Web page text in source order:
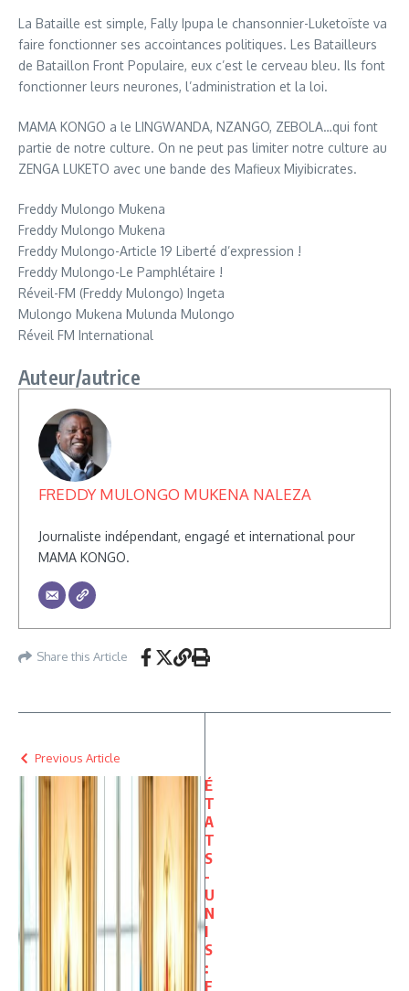
La Bataille est simple, Fally Ipupa le chansonnier-Luketoïste va
faire fonctionner ses accointances politiques. Les Batailleurs
de Bataillon Front Populaire, eux c’est le cerveau bleu. Ils font
fonctionner leurs neurones, l’administration et la loi.
MAMA KONGO a le LINGWANDA, NZANGO, ZEBOLA…qui font
partie de notre culture. On ne peut pas limiter notre culture au
ZENGA LUKETO avec une bande des Mafieux Miyibicrates.
Freddy Mulongo Mukena
Freddy Mulongo Mukena
Freddy Mulongo-Article 19 Liberté d’expression !
Freddy Mulongo-Le Pamphlétaire !
Réveil-FM (Freddy Mulongo) Ingeta
Mulongo Mukena Mulunda Mulongo
Réveil FM International
Auteur/autrice
FREDDY MULONGO MUKENA NALEZA
Journaliste indépendant, engagé et international pour
MAMA KONGO.
Share this Article
Previous Article
É
T
A
T
S
-
U
N
I
S
:
F